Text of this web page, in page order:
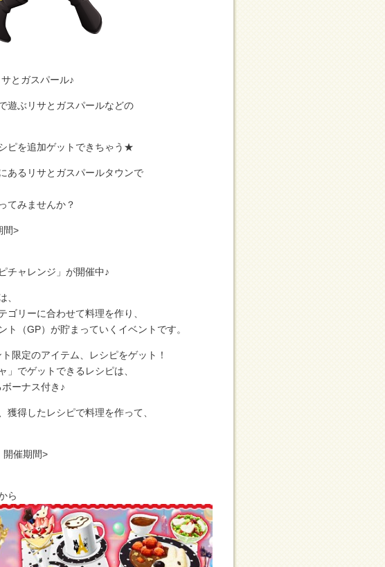
とガスパール♪
遊ぶリサとガスパールなどの
ピを追加ゲットできちゃう★
あるリサとガスパールタウンで
てみませんか？
間>
チャレンジ」が開催中♪
、
リーに合わせて料理を作り、
（GP）が貯まっていくイベントです。
限定のアイテム、レシピをゲット！
でゲットできるレシピは、
ーナス付き♪
得したレシピで料理を作って、
開催期間>
ら